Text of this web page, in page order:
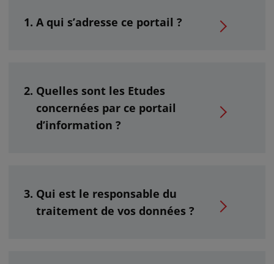
A qui s’adresse ce portail ?
Quelles sont les Etudes
concernées par ce portail
d’information ?
Qui est le responsable du
traitement de vos données ?